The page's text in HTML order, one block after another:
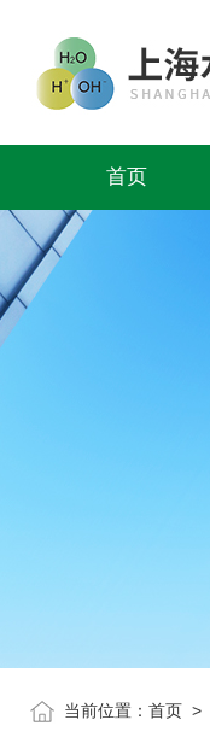
首页
当前位置： 首页 >